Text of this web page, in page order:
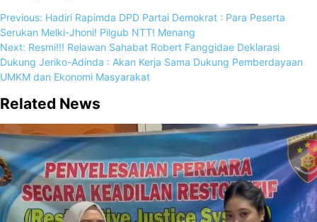
Previous: Hadiri Rapimda DPD Partai Demokrat : Para Peserta
Serukan Melki-Jhoni! Pilgub NTT! Menang
Next: Resmi!!! Relawan Sahabat Robert Fanggidae Deklarasi
Dukung Jeriko-Adinda : Akan Kerja Sama Dukung Pemberdayaan
UMKM dan Ekonomi Masyarakat
Related News